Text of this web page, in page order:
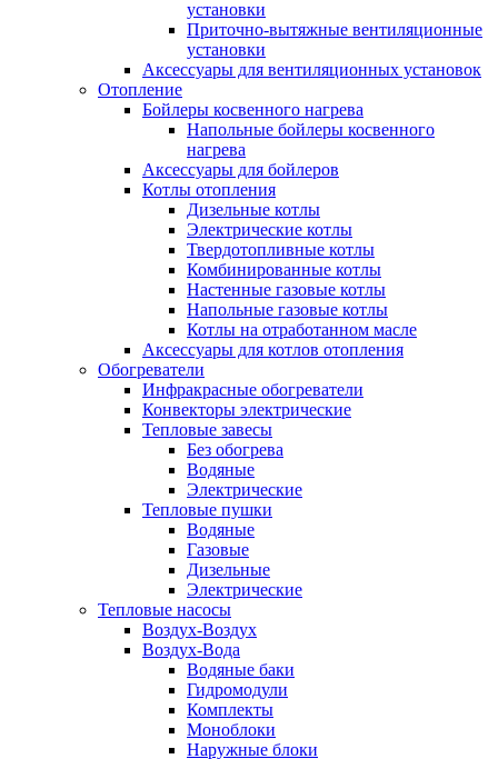
установки
Приточно-вытяжные вентиляционные
установки
Аксессуары для вентиляционных установок
Отопление
Бойлеры косвенного нагрева
Напольные бойлеры косвенного
нагрева
Аксессуары для бойлеров
Котлы отопления
Дизельные котлы
Электрические котлы
Твердотопливные котлы
Комбинированные котлы
Настенные газовые котлы
Напольные газовые котлы
Котлы на отработанном масле
Аксессуары для котлов отопления
Обогреватели
Инфракрасные обогреватели
Конвекторы электрические
Тепловые завесы
Без обогрева
Водяные
Электрические
Тепловые пушки
Водяные
Газовые
Дизельные
Электрические
Тепловые насосы
Воздух-Воздух
Воздух-Вода
Водяные баки
Гидромодули
Комплекты
Моноблоки
Наружные блоки